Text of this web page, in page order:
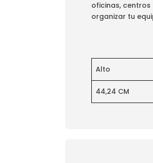
oficinas,
organizar tu
Alto
44,24 CM